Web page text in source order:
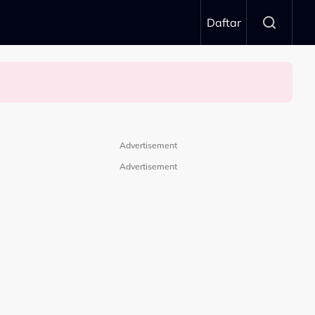
Daftar
Advertisement
Advertisement